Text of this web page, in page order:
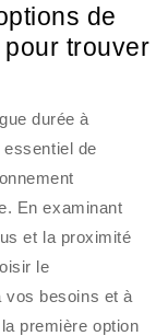
de
trouver
durée à
essentiel de
En examinant
et la proximité
le
vos besoins et à
première option